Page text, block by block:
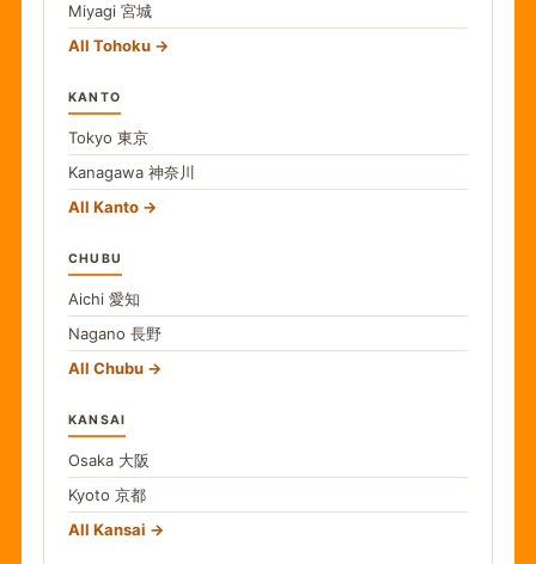
Miyagi 宮城
All Tohoku
KANTO
Tokyo 東京
Kanagawa 神奈川
All Kanto
CHUBU
Aichi 愛知
Nagano 長野
All Chubu
KANSAI
Osaka 大阪
Kyoto 京都
All Kansai